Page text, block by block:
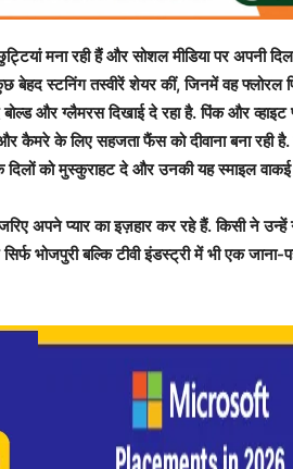
मना रही हैं और सोशल मीडिया पर अपनी
कुछ बेहद स्टनिंग तस्वीरें शेयर कीं, जिनमें वह
और ग्लैमरस दिखाई दे रहा है. पिंक और व्हाइट
के लिए सहजता फैंस को दीवाना बना रही
को मुस्कुराहट दे और उनकी यह स्माइल
अपने प्यार का इज़हार कर रहे हैं. किसी ने उन्हें
भोजपुरी बल्कि टीवी इंडस्ट्री में भी एक